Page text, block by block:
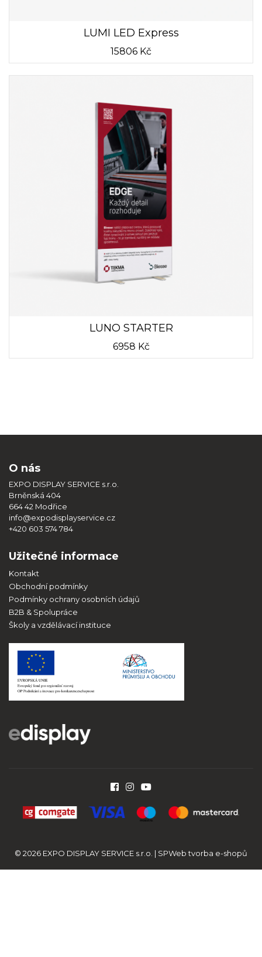
LUMI LED Express
15806 Kč
LUNO STARTER
6958 Kč
O nás
EXPO DISPLAY SERVICE s.r.o.
Brněnská 404
664 42 Modřice
info@expodisplayservice.cz
+420 603 574 784
Užitečné informace
Kontakt
Obchodní podmínky
Podmínky ochrany osobních údajů
B2B & Spolupráce
Školy a vzdělávací instituce
© 2026 EXPO DISPLAY SERVICE s.r.o. | SPWeb tvorba e-shopů